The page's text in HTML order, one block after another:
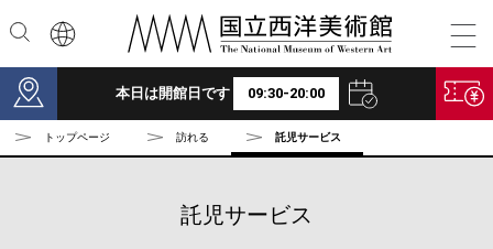
本日は開館日です 09:30-20:00
トップページ 訪れる 託児サービス
託児サービス